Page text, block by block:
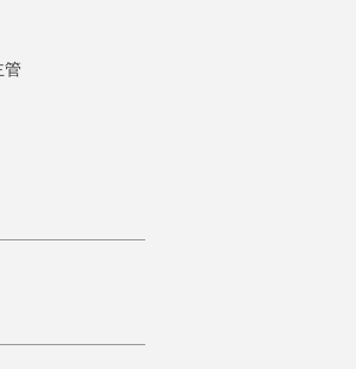
管